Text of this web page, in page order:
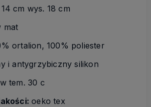
14 cm wys. 18 cm
mat
ortalion, 100% poliester
i antygrzybiczny silikon
tem. 30 c
oeko tex